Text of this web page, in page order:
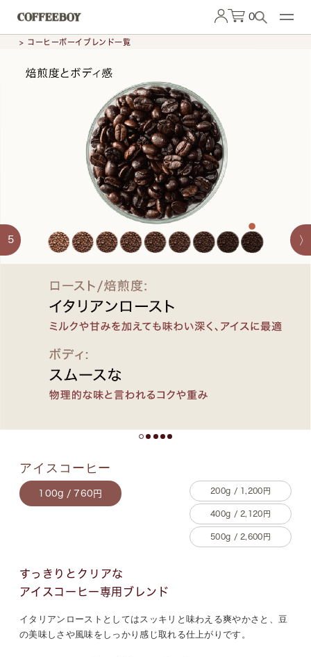
0
> コーヒーボーイブレンド一覧
5
アイスコーヒー
100g / 760円 200g / 1,200円
400g / 2,120円
500g / 2,600円
すっきりとクリアな
アイスコーヒー専用ブレンド
イタリアンローストとしてはスッキリと味わえる爽やかさと、豆
の美味しさや風味をしっかり感じ取れる仕上がりです。